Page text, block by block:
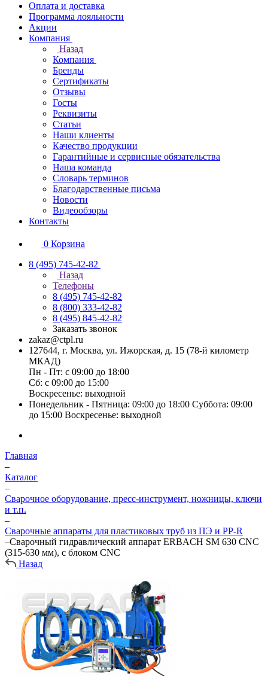
Оплата и доставка
Программа лояльности
Акции
Компания
Назад
Компания
Бренды
Сертификаты
Отзывы
Госты
Реквизиты
Статьи
Наши клиенты
Качество продукции
Гарантийные и сервисные обязательства
Наша команда
Словарь терминов
Благодарственные письма
Новости
Видеообзоры
Контакты
0 Корзина
8 (495) 745-42-82
Назад
Телефоны
8 (495) 745-42-82
8 (800) 333-42-82
8 (495) 845-42-82
Заказать звонок
zakaz@ctpl.ru
127644, г. Москва, ул. Ижорская, д. 15 (78-й километр
МКАД)
Пн - Пт: с 09:00 до 18:00
Сб: с 09:00 до 15:00
Воскресенье: выходной
Понедельник - Пятница: 09:00 до 18:00 Суббота: 09:00
до 15:00 Воскресенье: выходной
Главная
–
Каталог
–
Сварочное оборудование, пресс-инструмент, ножницы, ключи
и т.п.
–
Сварочные аппараты для пластиковых труб из ПЭ и PP-R
–Сварочный гидравлический аппарат ERBACH SM 630 CNC
(315-630 мм), с блоком CNC
Назад